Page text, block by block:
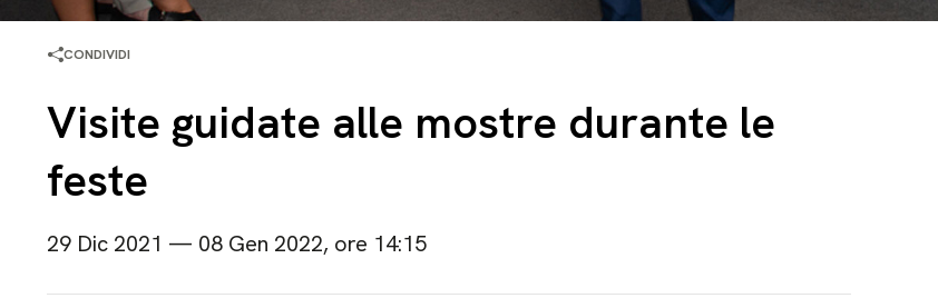
CONDIVIDI
Visite guidate alle mostre durante le
feste
29 Dic 2021 — 08 Gen 2022, ore 14:15